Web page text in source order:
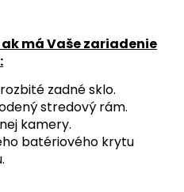
má Vaše zariadenie
zadné sklo.
stredový rám.
kamery.
batériového krytu